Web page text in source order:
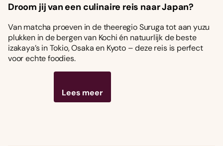
Droom jij van een culinaire reis naar Japan?
Van matcha proeven in de theeregio Suruga tot aan yuzu
plukken in de bergen van Kochi én natuurlijk de beste
izakaya’s in Tokio, Osaka en Kyoto – deze reis is perfect
voor echte foodies.
Lees meer